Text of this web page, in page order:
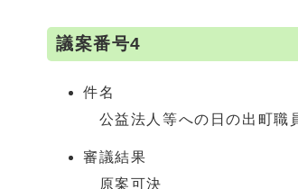
議案番号4
件名
公益法人等への日の出町職
審議結果
原案可決